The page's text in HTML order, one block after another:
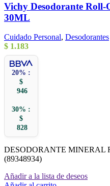
Vichy Desodorante
30ML
Cuidado Personal, Desodorantes
$ 1.183
20% :
$
946
30% :
$
828
DESODORANTE MINERAL
(89348934)
Añadir a la lista de deseos